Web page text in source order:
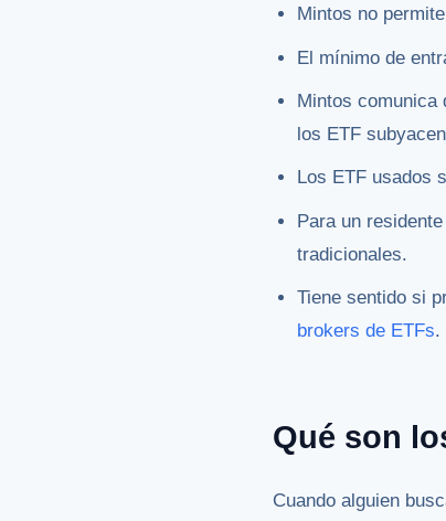
Mintos no
El mínimo de
Mintos comunica
los ETF
Los ETF usados
Para un
tradicionales.
Tiene sentido si
brokers de ETFs.
Qué son
Cuando alguien